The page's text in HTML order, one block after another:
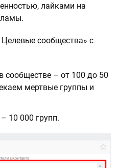
лайками на
сообщества» с
сообществе – от 100 до 50
мертвые группы и
10 000 групп.